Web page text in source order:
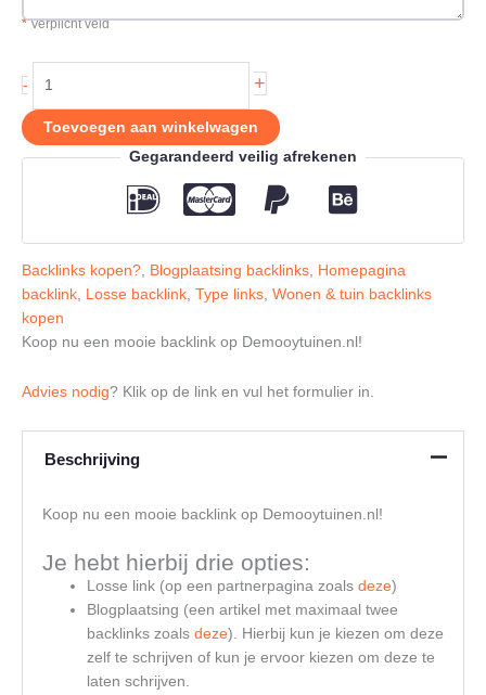
*Verplicht veld
-
Demooytuinen.nl
aantal
+
Toevoegen aan winkelwagen
Gegarandeerd veilig afrekenen
Backlinks kopen? Blogplaatsing backlinks
Homepagina
backlink
Losse backlink Type links Wonen & tuin backlinks
kopen
Koop nu een mooie backlink op Demooytuinen.nl!
Advies nodig? Klik op de link en vul het formulier in.
Beschrijving
Koop nu een mooie backlink op Demooytuinen.nl!
Je hebt hierbij drie opties:
Losse link (op een partnerpagina zoals deze)
Blogplaatsing (een artikel met maximaal twee
backlinks zoals deze). Hierbij kun je kiezen om deze
zelf te schrijven of kun je ervoor kiezen om deze te
laten schrijven.